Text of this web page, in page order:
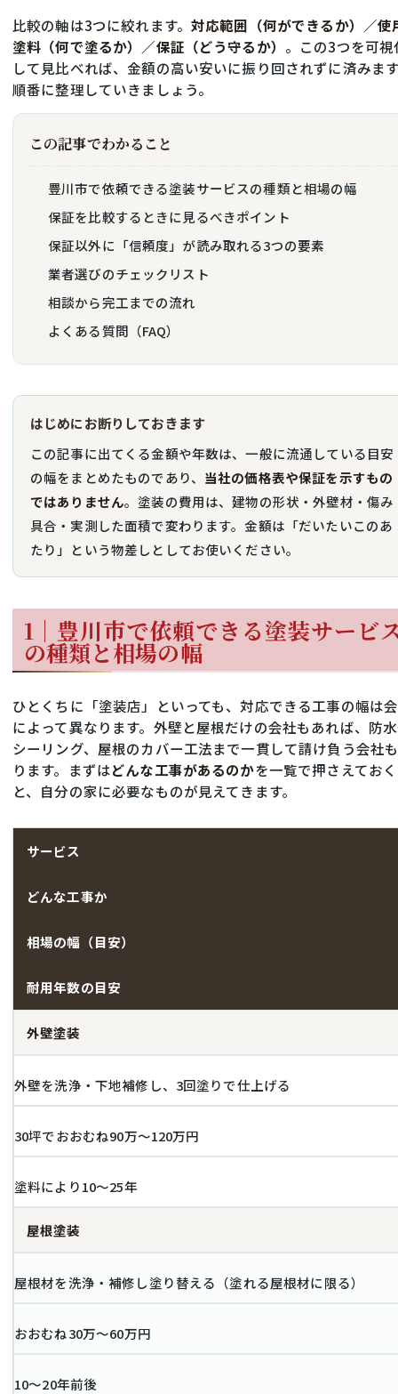
比較の軸は3つに絞れます。対応範囲（何ができるか）／使
塗料（何で塗るか）／保証（どう守るか） 。この3つを可視
して見比べれば、金額の高い安いに振り回されずに済みま
順番に整理していきましょう。
この記事でわかること
豊川市で依頼できる塗装サービスの種類と相場の幅
保証を比較するときに見るべきポイント
保証以外に「信頼度」が読み取れる3つの要素
業者選びのチェックリスト
相談から完工までの流れ
よくある質問（FAQ）
はじめにお断りしておきます
この記事に出てくる金額や年数は、一般に流通している目安
の幅をまとめたものであり、 当社の価格表や保証を示すもの
ではありません。塗装の費用は、建物の形状・外壁材・傷み
具合・実測した面積で変わります。金額は「だいたいこのあ
たり」という物差しとしてお使いください。
1｜豊川市で依頼できる塗装サービ
の種類と相場の幅
ひとくちに「塗装店」といっても、対応できる工事の幅は
によって異なります。外壁と屋根だけの会社もあれば、防
シーリング、屋根のカバー工法まで一貫して請け負う会社
ります。まずはどんな工事があるのかを一覧で押さえておく
と、自分の家に必要なものが見えてきます。
サービス
どんな工事か
相場の幅（目安）
耐用年数の目安
外壁塗装
外壁を洗浄・下地補修し、3回塗りで仕上げる
30坪でおおむね90万〜120万円
塗料により10〜25年
屋根塗装
屋根材を洗浄・補修し塗り替える（塗れる屋根材に限る）
おおむね30万〜60万円
10〜20年前後